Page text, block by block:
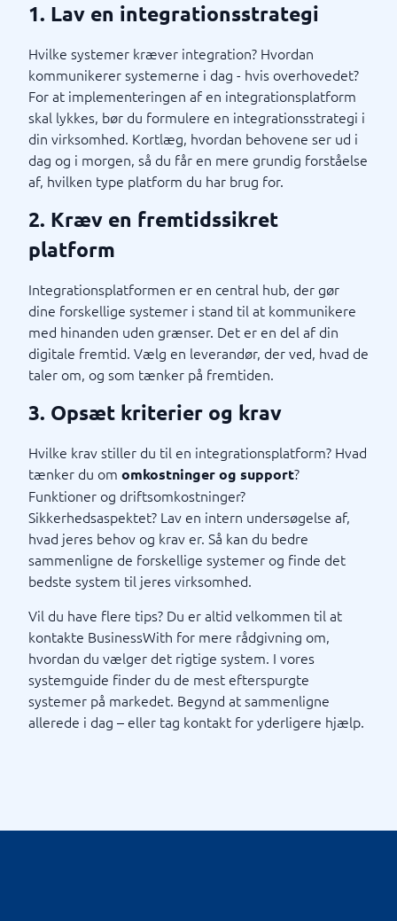
1. Lav en integrationsstrategi
Hvilke systemer kræver integration? Hvordan
kommunikerer systemerne i dag - hvis overhovedet?
For at implementeringen af ​​en integrationsplatform
skal lykkes, bør du formulere en integrationsstrategi i
din virksomhed. Kortlæg, hvordan behovene ser ud i
dag og i morgen, så du får en mere grundig forståelse
af, hvilken type platform du har brug for.
2. Kræv en fremtidssikret
platform
Integrationsplatformen er en central hub, der gør
dine forskellige systemer i stand til at kommunikere
med hinanden uden grænser. Det er en del af din
digitale fremtid. Vælg en leverandør, der ved, hvad de
taler om, og som tænker på fremtiden.
3. Opsæt kriterier og krav
Hvilke krav stiller du til en integrationsplatform? Hvad
tænker du om omkostninger og support?
Funktioner og driftsomkostninger?
Sikkerhedsaspektet? Lav en intern undersøgelse af,
hvad jeres behov og krav er. Så kan du bedre
sammenligne de forskellige systemer og finde det
bedste system til jeres virksomhed.
Vil du have flere tips? Du er altid velkommen til at
kontakte BusinessWith for mere rådgivning om,
hvordan du vælger det rigtige system. I vores
systemguide finder du de mest efterspurgte
systemer på markedet. Begynd at sammenligne
allerede i dag – eller tag kontakt for yderligere hjælp.